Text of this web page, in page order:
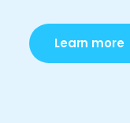
Learn more